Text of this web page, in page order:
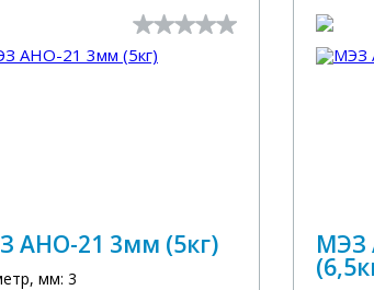
АНО-21 3мм (5кг)
мм: 3
МЭЗ